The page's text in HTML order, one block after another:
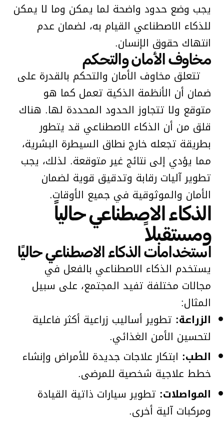
يجب وضع حدود واضحة لما يمكن وما لا يمكن
للذكاء الاصطناعي القيام به، لضمان عدم
انتهاك حقوق الإنسان.
مخاوف الأمان والتحكم
تتعلق مخاوف الأمان والتحكم بالقدرة على
ضمان أن الأنظمة الذكية تعمل كما هو
متوقع ولا تتجاوز الحدود المحددة لها. هناك
قلق من أن الذكاء الاصطناعي قد يتطور
بطريقة تجعله خارج نطاق السيطرة البشرية،
مما يؤدي إلى نتائج غير متوقعة. لذلك، يجب
تطوير آليات رقابة وتدقيق قوية لضمان
الأمان والموثوقية في جميع الأوقات.
الذكاء الاصطناعي حالياً
ومستقبلاً
استخدامات الذكاء الاصطناعي حاليًا
يستخدم الذكاء الاصطناعي بالفعل في
مجالات مختلفة تفيد المجتمع، على سبيل
المثال:
الزراعة: تطوير أساليب زراعية أكثر فاعلية
لتحسين الأمن الغذائي.
الطب: ابتكار علاجات جديدة للأمراض وإنشاء
خطط علاجية شخصية للمرضى.
المواصلات: تطوير سيارات ذاتية القيادة
ومركبات آلية أخرى.